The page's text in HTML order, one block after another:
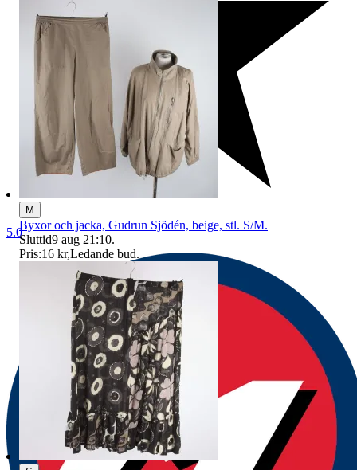
5.0
M
Byxor och jacka, Gudrun Sjödén, beige, stl. S/M.
Sluttid9 aug 21:10.
Pris:16 kr,Ledande bud.